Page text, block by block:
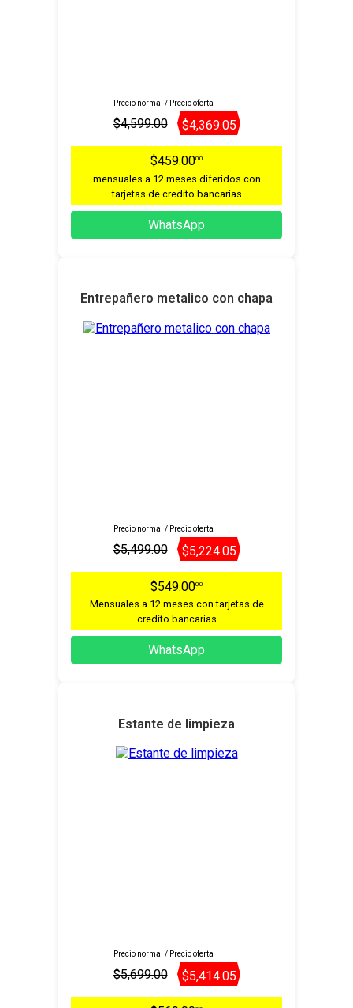
Precio normal / Precio oferta
$4,599.00 $4,369.05
$459.0000
mensuales a 12 meses diferidos con
tarjetas de credito bancarias
WhatsApp
Entrepañero metalico con chapa
Precio normal / Precio oferta
$5,499.00 $5,224.05
$549.0000
Mensuales a 12 meses con tarjetas de
credito bancarias
WhatsApp
Estante de limpieza
Precio normal / Precio oferta
$5,699.00 $5,414.05